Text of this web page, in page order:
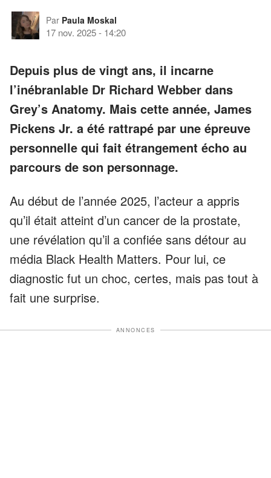
Par Paula Moskal
17 nov. 2025- 14:20
Depuis plus de vingt ans, il incarne
l’inébranlable Dr Richard Webber dans
Grey’s Anatomy. Mais cette année, James
Pickens Jr. a été rattrapé par une épreuve
personnelle qui fait étrangement écho au
parcours de son personnage.
Au début de l’année 2025, l’acteur a appris
qu’il était atteint d’un cancer de la prostate,
une révélation qu’il a confiée sans détour au
média Black Health Matters. Pour lui, ce
diagnostic fut un choc, certes, mais pas tout à
fait une surprise.
ANNONCES